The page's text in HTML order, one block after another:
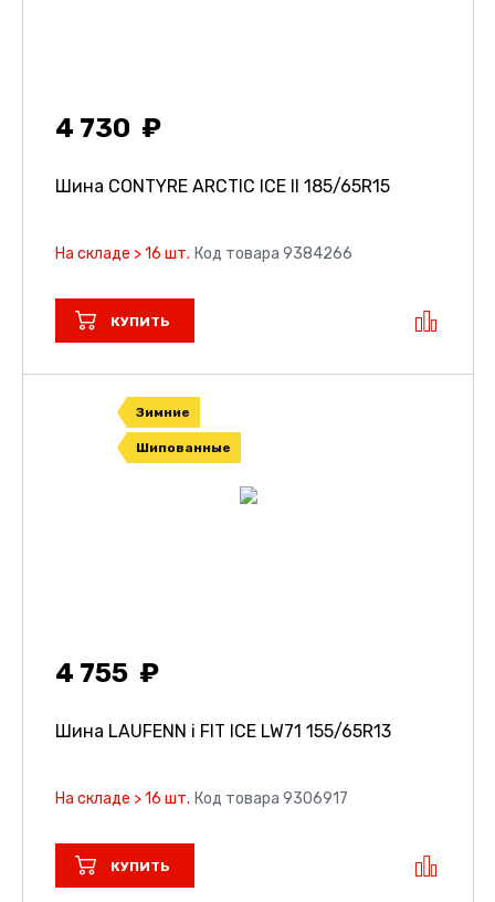
4 730
Шина CONTYRE ARCTIC ICE II 185/65R15
На складе > 16 шт. Код товара 9384266
КУПИТЬ
Зимние
Шипованные
4 755
Шина LAUFENN i FIT ICE LW71 155/65R13
На складе > 16 шт. Код товара 9306917
КУПИТЬ